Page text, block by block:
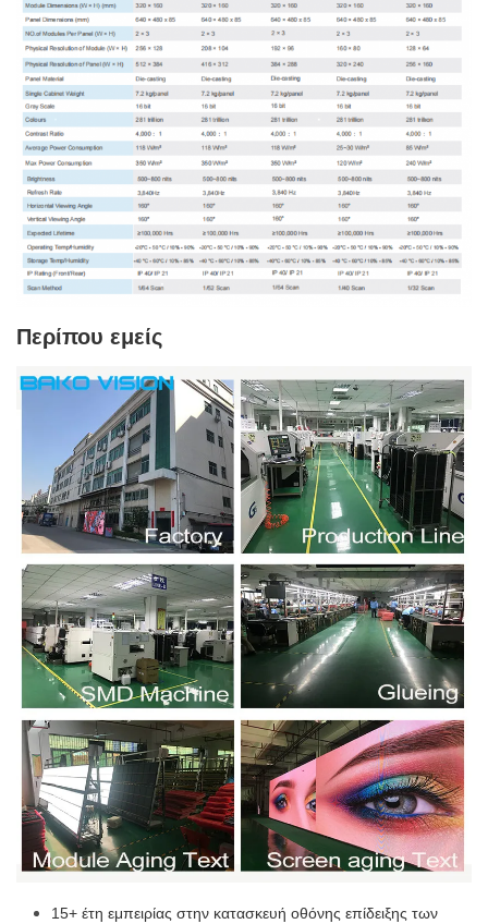
Περίπου εμείς
15+ έτη εμπειρίας στην κατασκευή οθόνης επίδειξης των